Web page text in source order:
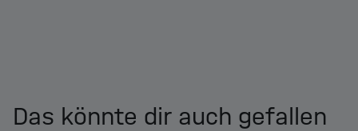
Das könnte dir auch gefallen